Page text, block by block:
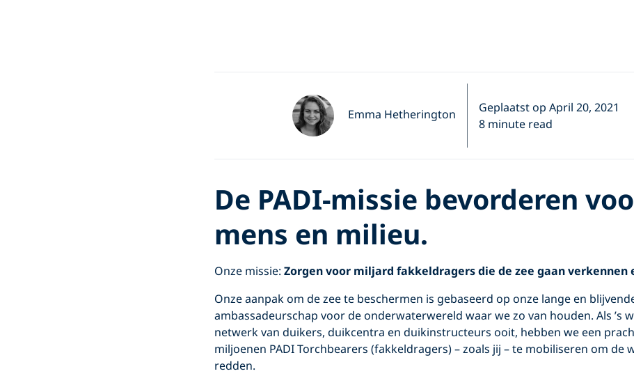
Emma Hetherington
Geplaatst op April 20, 2021
8 minute read
De PADI-missie bevorderen
mens en milieu.
Onze missie: Zorgen voor miljard fakkeldragers die de zee gaan verkennen
Onze aanpak om de zee te beschermen is gebaseerd op onze lange en
ambassadeurschap voor de onderwaterwereld waar we zo van houden. Als ’s
netwerk van duikers, duikcentra en duikinstructeurs ooit, hebben we een
miljoenen PADI Torchbearers (fakkeldragers) – zoals jij – te mobiliseren om de
redden.